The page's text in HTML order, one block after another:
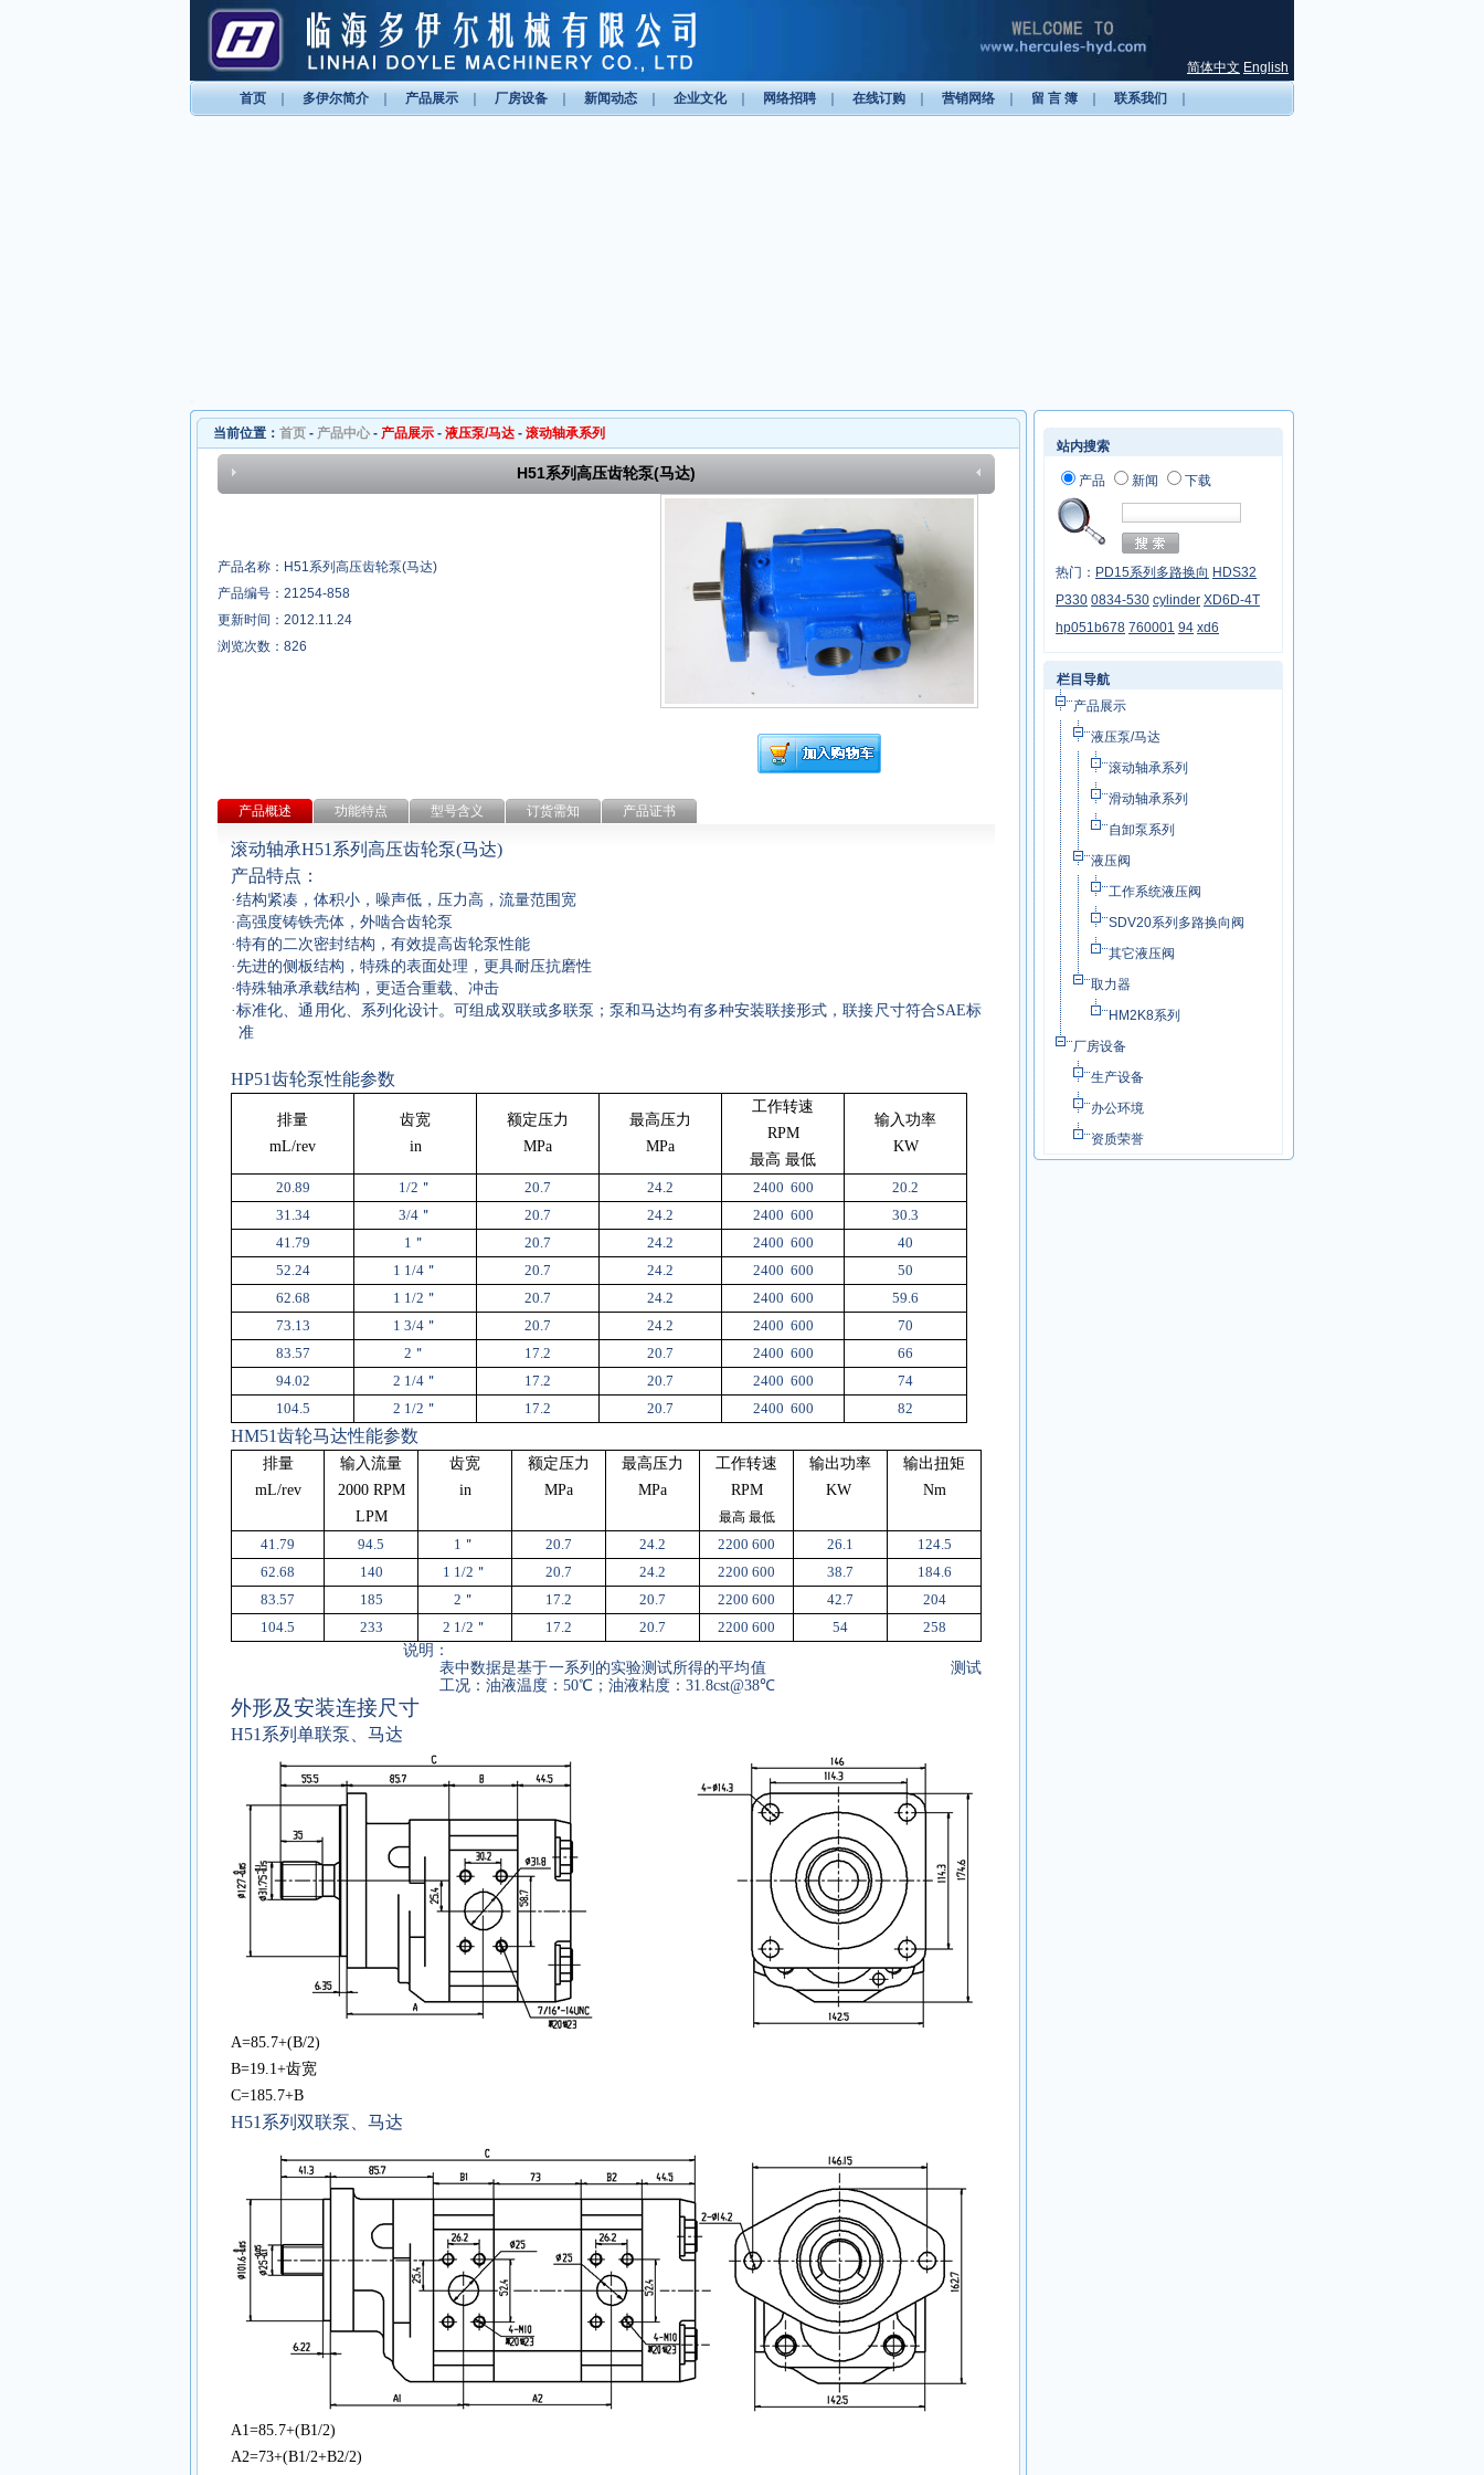
简体中文 English
首页
多伊尔简介 产品展示 厂房设备 新闻动态 企业文化｜ 网络招聘｜ 在线订购 营销网络｜ 留 言 簿 联系我们
站内搜索
产品 新闻 下载
热门： PD15系列多路换向 HDS32
P330 0834-530 cylinder XD6D-4T
hp051b678 760001 94 xd6
栏目导航
产品展示
液压泵/马达
滚动轴承系列
滑动轴承系列
自卸泵系列
液压阀
工作系统液压阀
SDV20系列多路换向阀
其它液压阀
取力器
HM2K8系列
厂房设备
生产设备
办公环境
资质荣誉
当前位置： 首页 - 产品中心 - 产品展示 - 液压泵/马达 - 滚动轴承系列
H51系列高压齿轮泵(马达)
产品名称：H51系列高压齿轮泵(马达)
产品编号：21254-858
更新时间：2012.11.24
浏览次数： 826
产品概述 功能特点 型号含义 订货需知 产品证书
滚动轴承H51 系列高压齿轮泵(马达)
产品特点：
·结构紧凑，体积小，噪声低，压力高，流量范围宽
·高强度铸铁壳体，外啮合齿轮泵
·特有的二次密封结构，有效提高齿轮泵性能
·先进的侧板结构，特殊的表面处理，更具耐压抗磨性
·特殊轴承承载结构，更适合重载、冲击
·标准化、通用化、系列化设计。可组成双联或多联泵；泵和马达均有多种安装联接形式，联接尺寸符合SAE标
准
HP51齿轮泵性能参数
排量
mL/rev
齿宽
in
额定压力
MPa
最高压力
MPa
工作转速
RPM
最高 最低
输入功率
KW
20.89 1/2 ＂ 20.7 24.2 2400 600
20.2
31.34
3/4＂ 20.7 24.2 2400 600
30.3
41.79
1 ＂ 20.7 24.2 2400 600
40
52.24
1 1/4＂ 20.7 24.2 2400 600
50
62.68
1 1/2 ＂ 20.7 24.2 2400 600
59.6
73.13
1 3/4＂ 20.7 24.2 2400 600
70
83.57
2 ＂ 17.2 20.7 2400 600
66
94.02
2 1/4＂ 17.2 20.7 2400 600
74
104.5
2 1/2 ＂ 17.2 20.7 2400 600 82
HM51齿轮马达性能参数
排量
mL/rev
输入流量
2000 RPM
LPM
齿宽
in
额定压力
MPa
最高压力
MPa
工作转速
RPM
最高 最低
输出功率
KW
输出扭矩
Nm
41.79 94.5 1 ＂ 20.7 24.2 2200 600 26.1
124.5
62.68
140 1 1/2 ＂ 20.7 24.2 2200 600 38.7
184.6
83.57
185 2 ＂ 17.2 20.7 2200 600 42.7
204
104.5
233 2 1/2 ＂ 17.2 20.7 2200 600 54
258
说明：
表中数据是基于一系列的实验测试所得的平均值
测试
工况：油液温度： 50℃；油液粘度： 31.8cst@38℃
外形及安装连接尺寸
H51 系列单联泵、马达
A=85.7+(B/2)
B=19.1+齿宽
C=185.7+B
H51 系列双联泵、马达
A1=85.7+(B1/2)
A2=73+(B1/2+B2/2)